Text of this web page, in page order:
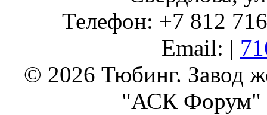
Телефон: +7 812
Email: |
© 2026 Тюбинг. Завод
"АСК Форум"